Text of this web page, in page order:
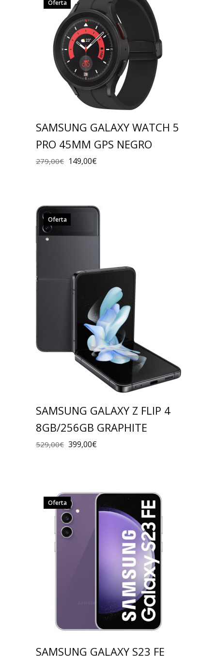
Oferta
SAMSUNG GALAXY WATCH 5
PRO 45MM GPS NEGRO
279,00€ 149,00€
Oferta
SAMSUNG GALAXY Z FLIP 4
8GB/256GB GRAPHITE
529,00€ 399,00€
Oferta
SAMSUNG GALAXY S23 FE